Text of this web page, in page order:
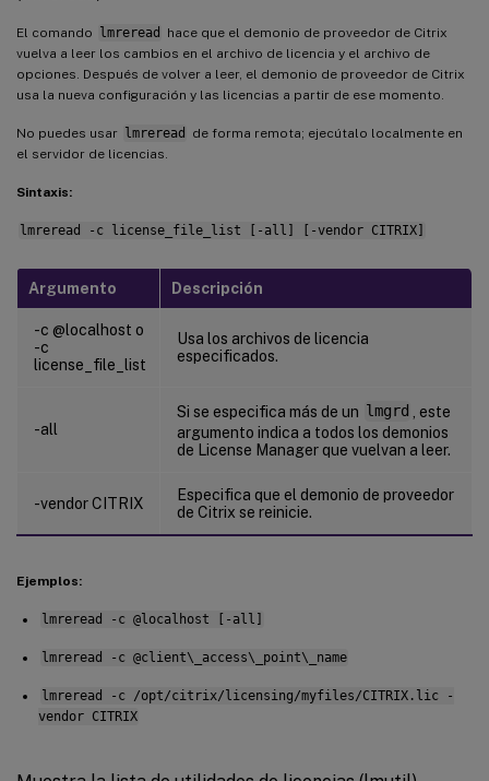
El comando lmreread
hace que el demonio de proveedor de Citrix
vuelva a leer los cambios en el archivo de licencia y el archivo de
opciones. Después de volver a leer, el demonio de proveedor de Citrix
usa la nueva configuración y las licencias a partir de ese momento.
No puedes usar lmreread
de forma remota; ejecútalo localmente en
el servidor de licencias.
Sintaxis:
lmreread -c license_file_list [-all] [-vendor CITRIX]
Argumento Descripción
-c @localhost o
-c
license_file_list
Usa los archivos de licencia
especificados.
-all
Si se especifica más de un lmgrd
, este
argumento indica a todos los demonios
de License Manager que vuelvan a leer.
-vendor CITRIX
Especifica que el demonio de proveedor
de Citrix se reinicie.
Ejemplos:
lmreread -c @localhost [-all]
lmreread -c @client\_access\_point\_name
lmreread -c /opt/citrix/licensing/myfiles/CITRIX.lic -
vendor CITRIX